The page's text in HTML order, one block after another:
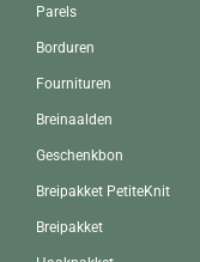
Parels
Borduren
Fournituren
Breinaalden
Geschenkbon
Breipakket PetiteKnit
Breipakket